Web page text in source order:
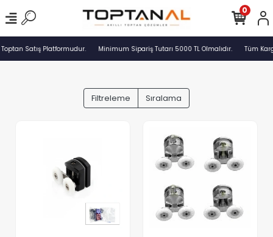
Satış Platformudur. Minimum Sipariş Tutarı 5000 TL Olmalıdır. Tüm
0
Filtreleme Sıralama